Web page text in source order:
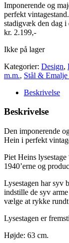
Imponerende og
perfekt
stadigvæk den dag i
kr. 2.199,-
Ikke på lager
Kategorier: Design,
m.m., Stål & Emalje
Beskrivelse
Beskrivelse
Den imponerende
Hein i perfekt
Piet Heins
1940’erne og
Lysestagen har syv
indstille de syv
vælge at rykke
Lysestagen er
Højde: 63 cm.